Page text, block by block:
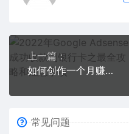
上一篇：
如何创作一个月赚3万美元的放松音乐Youtube频道 不录音，不露脸
常见问题